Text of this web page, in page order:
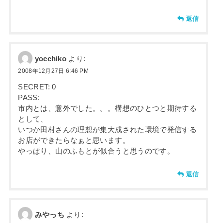
返信
yocchiko より:
2008年12月27日 6:46 PM
SECRET: 0
PASS:
市内とは、意外でした。。。構想のひとつと期待する
として、
いつか田村さんの理想が集大成された環境で発信する
お店ができたらなぁと思います。
やっぱり、山のふもとが似合うと思うのです。
返信
みやっち より: